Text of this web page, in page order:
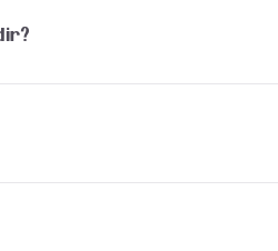
titrasyon testi yaptırılması